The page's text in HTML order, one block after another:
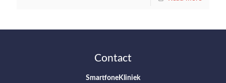
Contact
SmartfoneKliniek